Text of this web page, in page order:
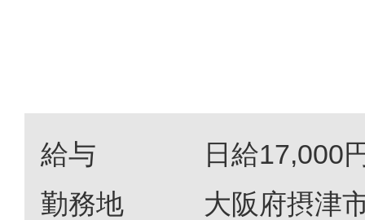
給与
日給17,000
勤務地
大阪府摂津